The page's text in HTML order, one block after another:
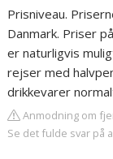
Prisniveau.
Danmark. Priser
er naturligvis
rejser med
drikkevarer
Anmodning om
Se det fulde svar på